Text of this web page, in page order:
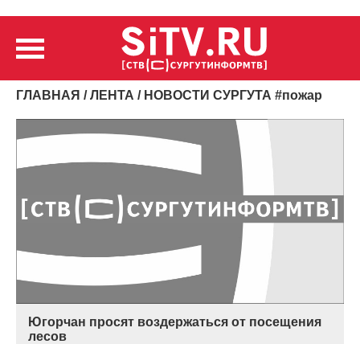
ГЛАВНАЯ /ЛЕНТА / НОВОСТИ СУРГУТА #пожар
Югорчан просят воздержаться от посещения
лесов